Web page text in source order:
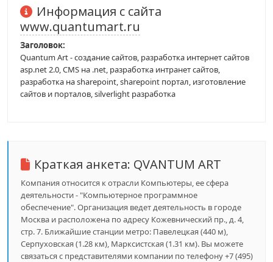
Информация с сайта
www.quantumart.ru
Заголовок:
Quantum Art - создание сайтов, разработка интернет сайтов
asp.net 2.0, CMS на .net, разработка интранет сайтов,
разработка на sharepoint, sharepoint портал, изготовление
сайтов и порталов, silverlight разработка
Краткая анкета: QVANTUM ART
Компания относится к отрасли Компьютеры, ее сфера
деятельности - "Компьютерное программное
обеспечение". Организация ведет деятельность в городе
Москва и расположена по адресу Кожевнический пр., д. 4,
стр. 7. Ближайшие станции метро: Павелецкая (440 м),
Серпуховская (1.28 км), Марксистская (1.31 км). Вы можете
связаться с представителями компании по телефону +7 (495)